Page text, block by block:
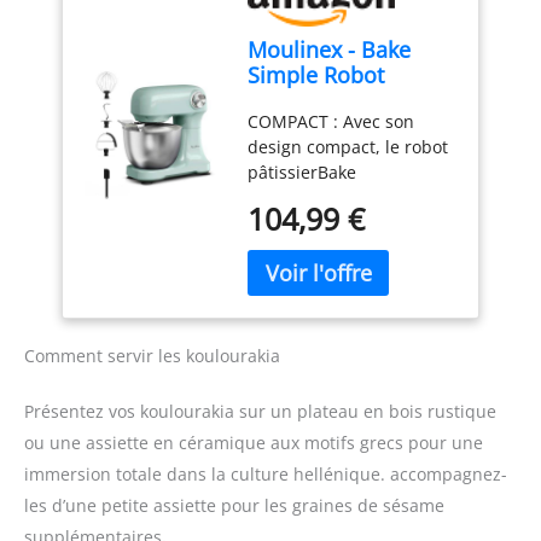
pulsepour répondre à
tous vos besoins en
matière de pâtisserie.
BESOINS EN PÂTISSERIE :
3 outils essentiels - un
fouet pour les œufs, un
et un crochet pétrinpour
les brioches et les pâtes
brisées. FACILE À
RANGER : Sa taille
compacte facilite le
rangement - idéal pour
comptoir au placard.
RÉPARABLE PENDANT 15
ANS À UN PRIX
RAISONNABLE : Nous
vous recommandons de
Moulinex - Bake
Simple Robot
fouet, batteur et
crochet
COMPACT : Avec son
design compact, le robot
pâtissierBake
parfaitement à toutes les
cuisines - sataillen'est
pas plus grande qu'une
feuille de papier A4.
FACILE À UTILISER : Un
seul bouton facile à
et une fonction
pulsepour répondre à
tous vos besoins en
matière de pâtisserie.
S'ADAPTE ATOUS VOS
104,99 €
Comment servir les koulourakia
Présentez vos koulourakia sur un plateau en bois rustique
ou une assiette en céramique aux motifs grecs pour une
immersion totale dans la culture hellénique. accompagnez-
les d’une petite assiette pour les graines de sésame